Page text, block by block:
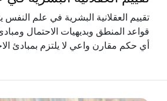
تقييم العقلانية البشرية في علم النفس
قواعد المنطق وبديهيات الاحتمال
أي حكم مقارن واعي لا يلتزم بمبادئ